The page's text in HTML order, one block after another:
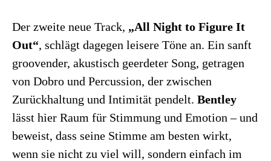
Der zweite neue Track, „All Night to Figure It
Out“, schlägt dagegen leisere Töne an. Ein sanft
groovender, akustisch geerdeter Song, getragen
von Dobro und Percussion, der zwischen
Zurückhaltung und Intimität pendelt. Bentley
lässt hier Raum für Stimmung und Emotion – und
beweist, dass seine Stimme am besten wirkt,
wenn sie nicht zu viel will, sondern einfach im